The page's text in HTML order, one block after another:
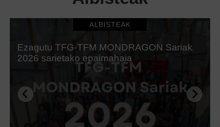
ALBISTEAK
Ezagutu TFG-TFM MONDRAGON Sariak
2026 sarietako epaimahaia